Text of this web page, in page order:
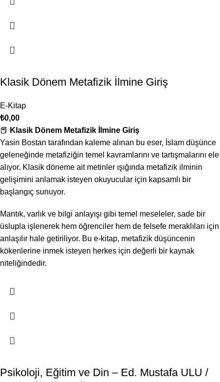
Klasik Dönem Metafizik İlmine Giriş
E-Kitap
₺0,00
📕
Klasik Dönem Metafizik İlmine Giriş
Yasin Bostan tarafından kaleme alınan bu eser, İslam düşünce
geleneğinde metafiziğin temel kavramlarını ve tartışmalarını ele
alıyor. Klasik döneme ait metinler ışığında metafizik ilminin
gelişimini anlamak isteyen okuyucular için kapsamlı bir
başlangıç sunuyor.
Mantık, varlık ve bilgi anlayışı gibi temel meseleler, sade bir
üslupla işlenerek hem öğrenciler hem de felsefe meraklıları için
anlaşılır hale getiriliyor. Bu e-kitap, metafizik düşüncenin
kökenlerine inmek isteyen herkes için değerli bir kaynak
niteliğindedir.
Psikoloji, Eğitim ve Din – Ed. Mustafa ULU /